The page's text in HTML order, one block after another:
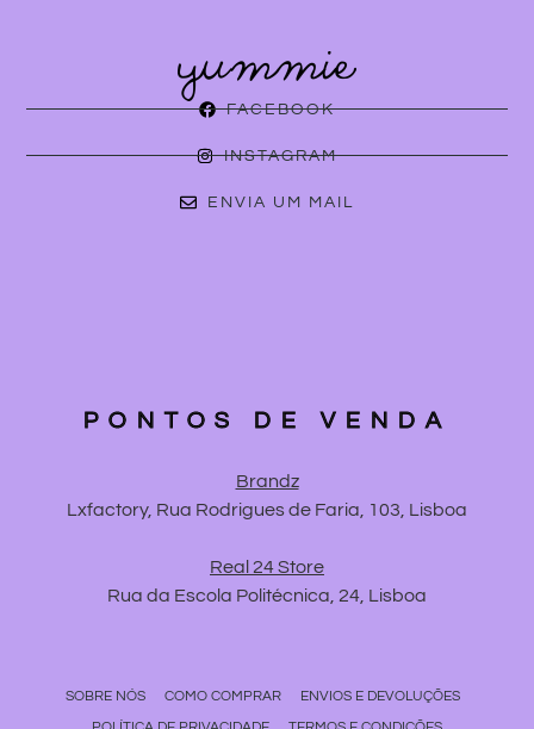
FACEBOOK
INSTAGRAM
ENVIA UM MAIL
PONTOS DE VENDA
Brandz
Lxfactory, Rua Rodrigues de Faria, 103, Lisboa
Real 24 Store
Rua da Escola Politécnica, 24, Lisboa
SOBRE NÓS COMO COMPRAR
ENVIOS E DEVOLUÇÕES